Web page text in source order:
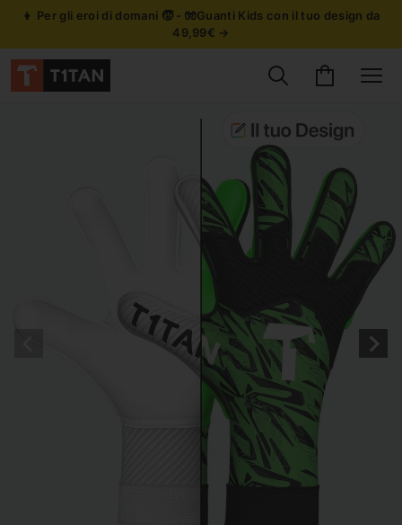
👦 Per gli eroi di domani 🧒 - 🧤Guanti Kids con il tuo design da
49,99€ →
Cerca prodotti
CarrelloSite